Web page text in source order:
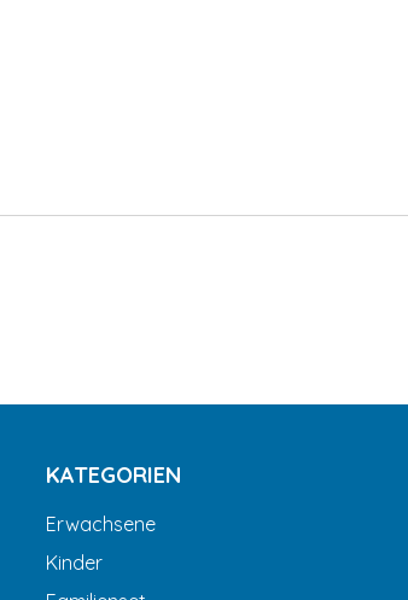
KATEGORIEN
Erwachsene
Kinder